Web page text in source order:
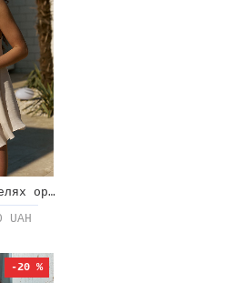
Сукня на бретелях органза
UAH
-20 %